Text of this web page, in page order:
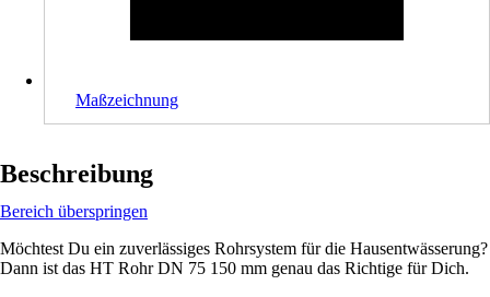
Maßzeichnung
Beschreibung
Bereich überspringen
Möchtest Du ein zuverlässiges Rohrsystem für die Hausentwässerung?
Dann ist das HT Rohr DN 75 150 mm genau das Richtige für Dich.